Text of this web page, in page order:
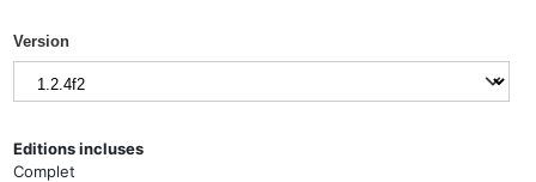
Version
Editions incluses
Complet